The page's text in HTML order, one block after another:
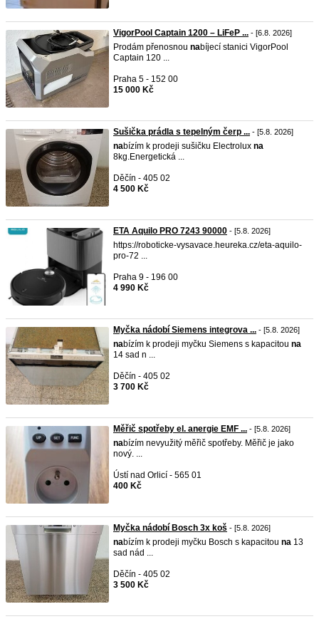
VigorPool Captain 1200 – LiFeP ... - [6.8. 2026]
Prodám přenosnou nabíjecí stanici VigorPool
Captain 120 ...
Praha 5 - 152 00
15 000 Kč
Sušička prádla s tepelným čerp ... - [5.8. 2026]
nabízím k prodeji sušičku Electrolux na
8kg.Energetická ...
Děčín - 405 02
4 500 Kč
ETA Aquilo PRO 7243 90000 - [5.8. 2026]
https://roboticke-vysavace.heureka.cz/eta-aquilo-
pro-72 ...
Praha 9 - 196 00
4 990 Kč
Myčka nádobí Siemens integrova ... - [5.8. 2026]
nabízím k prodeji myčku Siemens s kapacitou na
14 sad n ...
Děčín - 405 02
3 700 Kč
Měřič spotřeby el. anergie EMF ... - [5.8. 2026]
nabízím nevyužitý měřič spotřeby. Měřič je jako
nový. ...
Ústí nad Orlicí - 565 01
400 Kč
Myčka nádobí Bosch 3x koš - [5.8. 2026]
nabízím k prodeji myčku Bosch s kapacitou na 13
sad nád ...
Děčín - 405 02
3 500 Kč